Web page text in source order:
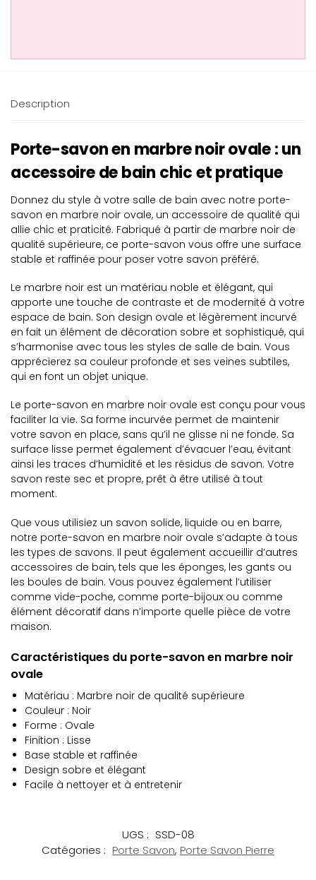
Description
Porte-savon en marbre noir ovale : un
accessoire de bain chic et pratique
Donnez du style à votre salle de bain avec notre porte-
savon en marbre noir ovale, un accessoire de qualité qui
allie chic et praticité. Fabriqué à partir de marbre noir de
qualité supérieure, ce porte-savon vous offre une surface
stable et raffinée pour poser votre savon préféré.
Le marbre noir est un matériau noble et élégant, qui
apporte une touche de contraste et de modernité à votre
espace de bain. Son design ovale et légèrement incurvé
en fait un élément de décoration sobre et sophistiqué, qui
s’harmonise avec tous les styles de salle de bain. Vous
apprécierez sa couleur profonde et ses veines subtiles,
qui en font un objet unique.
Le porte-savon en marbre noir ovale est conçu pour vous
faciliter la vie. Sa forme incurvée permet de maintenir
votre savon en place, sans qu’il ne glisse ni ne fonde. Sa
surface lisse permet également d’évacuer l’eau, évitant
ainsi les traces d’humidité et les résidus de savon. Votre
savon reste sec et propre, prêt à être utilisé à tout
moment.
Que vous utilisiez un savon solide, liquide ou en barre,
notre porte-savon en marbre noir ovale s’adapte à tous
les types de savons. Il peut également accueillir d’autres
accessoires de bain, tels que les éponges, les gants ou
les boules de bain. Vous pouvez également l’utiliser
comme vide-poche, comme porte-bijoux ou comme
élément décoratif dans n’importe quelle pièce de votre
maison.
Caractéristiques du porte-savon en marbre noir
ovale
Matériau : Marbre noir de qualité supérieure
Couleur : Noir
Forme : Ovale
Finition : Lisse
Base stable et raffinée
Design sobre et élégant
Facile à nettoyer et à entretenir
UGS : SSD-08
Catégories : Porte Savon, Porte Savon Pierre